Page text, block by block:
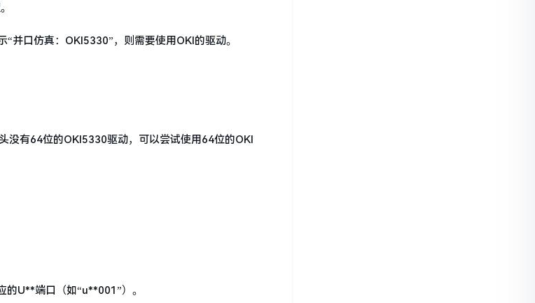
并口仿真：OKI5330”，则需要使用OKI的驱动。
没有64位的OKI5330驱动，可以尝试使用64位的OKI
的U**端口（如“u**001”）。